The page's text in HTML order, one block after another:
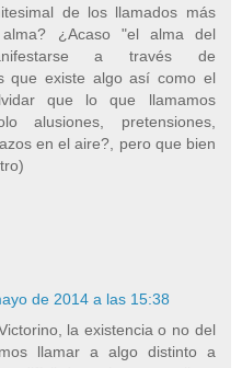
de los llamados más
¿Acaso "el alma del
a través de
que existe algo así como el
que lo que llamamos
alusiones, pretensiones,
en el aire?, pero que bien
de 2014 a las 15:38
la existencia o no del
llamar a algo distinto a